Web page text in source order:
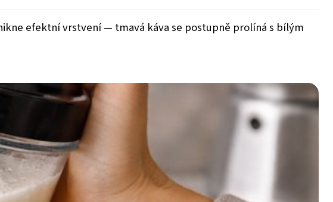
efektní vrstvení — tmavá káva se postupně prolíná s bílým